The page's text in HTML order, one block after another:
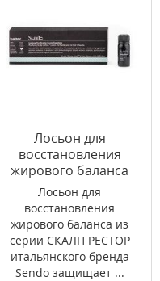
Лосьон для
восстановления
жирового баланса
6мл СКАЛП РЕСТОР
Сендо / Sendo №10
Лосьон для
восстановления
жирового баланса из
серии СКАЛП РЕСТОР
итальянского бренда
Sendo защищает ...